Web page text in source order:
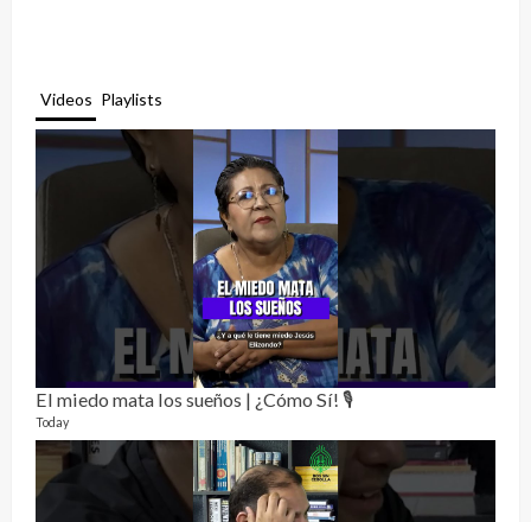
Videos Playlists
El miedo mata los sueños | ¿Cómo Sí! 🎙️
Today